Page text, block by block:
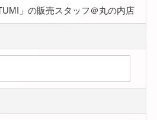
」の販売スタッフ＠丸の内店